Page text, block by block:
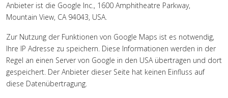
Anbieter ist die Google Inc., 1600 Amphitheatre Parkway,
Mountain View, CA 94043, USA.
Zur Nutzung der Funktionen von Google Maps ist es notwendig,
Ihre IP Adresse zu speichern. Diese Informationen werden in der
Regel an einen Server von Google in den USA übertragen und dort
gespeichert. Der Anbieter dieser Seite hat keinen Einfluss auf
diese Datenübertragung.